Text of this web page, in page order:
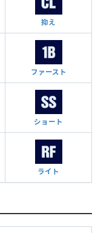
抑え
ファースト
ショート
ライト